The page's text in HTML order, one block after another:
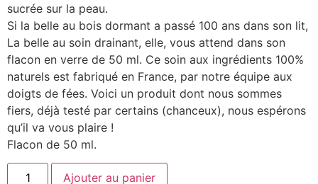
sucrée sur la peau.
Si la belle au bois dormant a passé 100 ans dans son lit,
La belle au soin drainant, elle, vous attend dans son
flacon en verre de 50 ml. Ce soin aux ingrédients 100%
naturels est fabriqué en France, par notre équipe aux
doigts de fées. Voici un produit dont nous sommes
fiers, déjà testé par certains (chanceux), nous espérons
qu’il va vous plaire !
Flacon de 50 ml.
Ajouter au panier